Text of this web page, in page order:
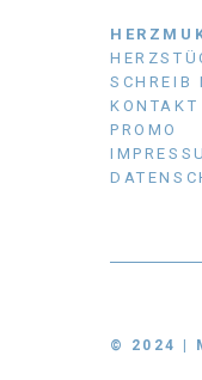
SCHREIB
PROMO
© 2024 |